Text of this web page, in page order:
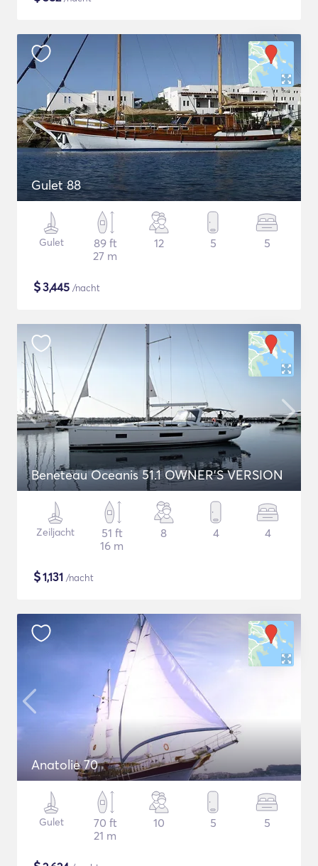
Gulet 88
Gulet
89 ft
27 m
12 5 5
$3,445 /nacht
Beneteau Oceanis 51.1 OWNER'S VERSION
Zeiljacht
51 ft
16 m
8 4 4
$1,131 /nacht
Anatolie 70
Gulet
70 ft
21 m
10 5 5